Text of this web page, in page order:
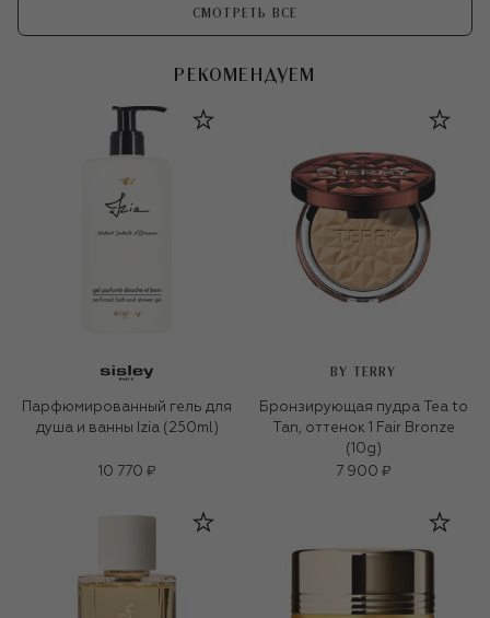
СМОТРЕТЬ ВСЕ
РЕКОМЕНДУЕМ
Парфюмированный гель для
душа и ванны Izia (250ml)
10 770 ₽
BY TERRY
Бронзирующая пудра Tea to
Tan, оттенок 1 Fair Bronze
(10g)
7 900 ₽